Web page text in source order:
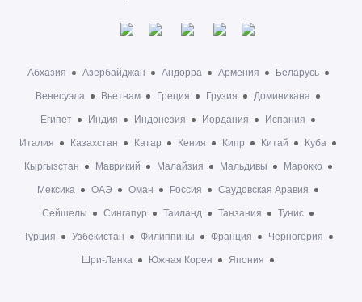
Абхазия Азербайджан Андорра Армения Беларусь
Венесуэла Вьетнам Греция Грузия Доминикана
Египет Индия Индонезия Иордания Испания
Италия Казахстан Катар Кения Кипр Китай Куба
Кыргызстан Маврикий Малайзия Мальдивы Марокко
Мексика ОАЭ Оман Россия Саудовская Аравия
Сейшелы Сингапур Таиланд Танзания Тунис
Турция Узбекистан Филиппины Франция Черногория
Шри-Ланка Южная Корея Япония